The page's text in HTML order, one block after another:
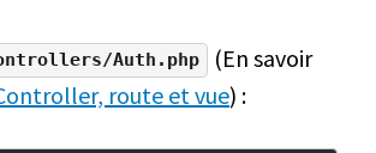
Auth.php
(En savoir
route et vue) :